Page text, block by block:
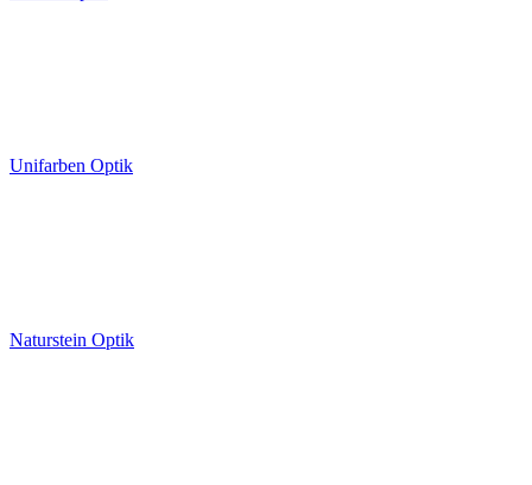
Unifarben Optik
Naturstein Optik